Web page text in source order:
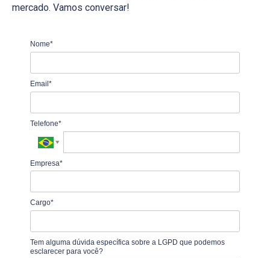
mercado. Vamos conversar!
Nome*
Email*
Telefone*
Empresa*
Cargo*
Tem alguma dúvida específica sobre a LGPD que podemos
esclarecer para você?